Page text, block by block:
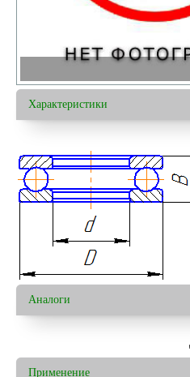
Характеристики
Аналоги
Применение